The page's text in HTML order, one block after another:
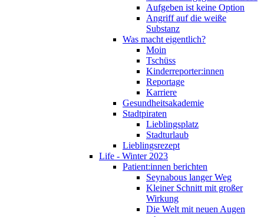
Aufgeben ist keine Option
Angriff auf die weiße
Substanz
Was macht eigentlich?
Moin
Tschüss
Kinderreporter:innen
Reportage
Karriere
Gesundheitsakademie
Stadtpiraten
Lieblingsplatz
Stadturlaub
Lieblingsrezept
Life - Winter 2023
Patient:innen berichten
Seynabous langer Weg
Kleiner Schnitt mit großer
Wirkung
Die Welt mit neuen Augen